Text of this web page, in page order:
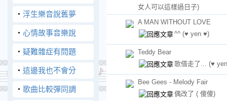
‧ 浮生樂音說舊夢
‧ 心情故事音樂說
‧ 疑難雜症有問題
‧ 這邊我也不會分
‧ 歌曲比較彈同調
女人可以這樣過日子)
A MAN WITHOUT LOVE
^^ (♥ yen ♥)
Teddy Bear
歌借走了... (♥
Bee Gees - Melody Fair
偶改了 ( 傻傻)